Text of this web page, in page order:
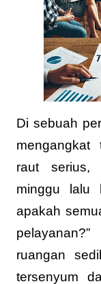
Di sebuah
raut serius,
minggu lalu
apakah
ruangan
tersenyum